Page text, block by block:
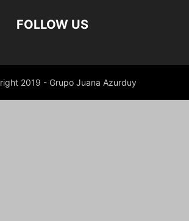
FOLLOW US
2019 - Grupo Juana Azurduy